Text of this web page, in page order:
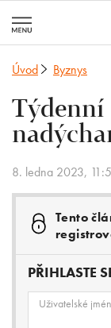
Úvod Byznys
Týdenní
8. ledna 2023,
Tento
PŘIHLASTE
Uživatelské